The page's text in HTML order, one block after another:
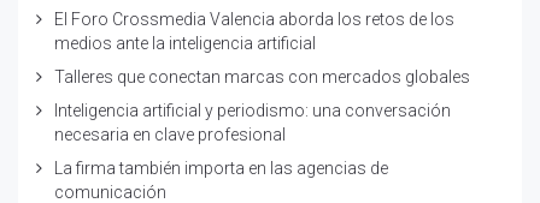
El Foro Crossmedia Valencia aborda los retos de los
medios ante la inteligencia artificial
Talleres que conectan marcas con mercados globales
Inteligencia artificial y periodismo: una conversación
necesaria en clave profesional
La firma también importa en las agencias de
comunicación